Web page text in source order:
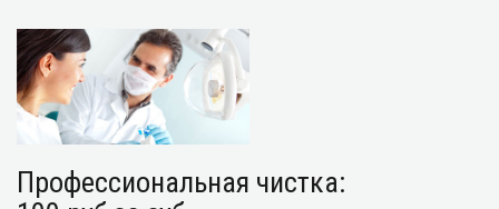
Профессиональная чистка: